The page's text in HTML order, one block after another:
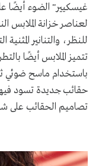
غيسكيير" الضوء أيضًا
لعناصر خزانة الملابس
للنظر، والتنانير
تتميز الملابس أيضًا
باستخدام ماسح ضوئي
حقائب جديدة تسود
تصاميم الحقائب على